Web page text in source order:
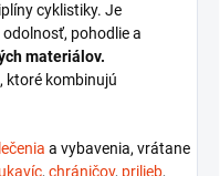
cyklistiky. Je
pohodlie a
materiálov.
, ktoré kombinujú
a vybavenia, vrátane
, chráničov, prilieb,